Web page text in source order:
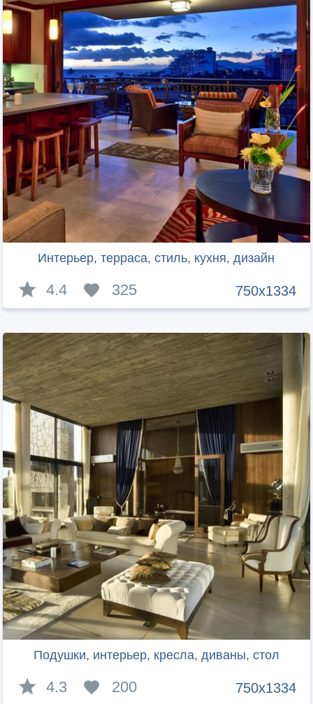
Интерьер, терраса, стиль, кухня, дизайн
750x1334
4.4 325
Подушки, интерьер, кресла, диваны, стол
750x1334
4.3 200